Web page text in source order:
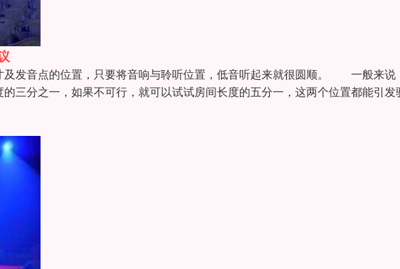
发音点的位置，只要将音响与聆听位置，低音听起来就很圆顺。 一般来说
三分之一，如果不可行，就可以试试房间长度的五分一，这两个位置都能引发